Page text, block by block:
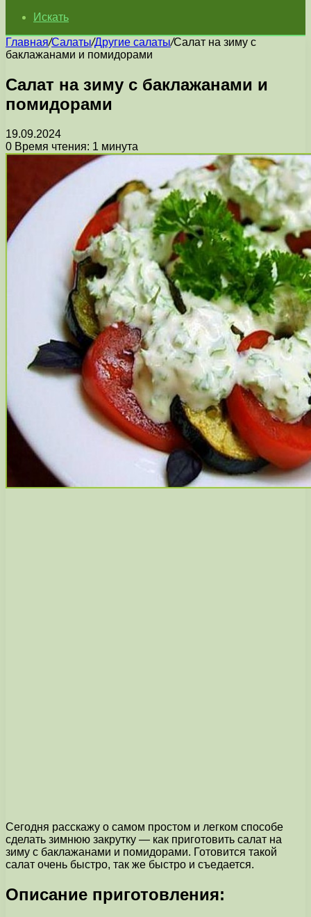
Искать
Главная/Салаты/Другие салаты/Салат на зиму с
баклажанами и помидорами
Салат на зиму с баклажанами и
помидорами
19.09.2024
0 Время чтения: 1 минута
Сегодня расскажу о самом простом и легком способе
сделать зимнюю закрутку — как приготовить салат на
зиму с баклажанами и помидорами. Готовится такой
салат очень быстро, так же быстро и съедается.
Описание приготовления: